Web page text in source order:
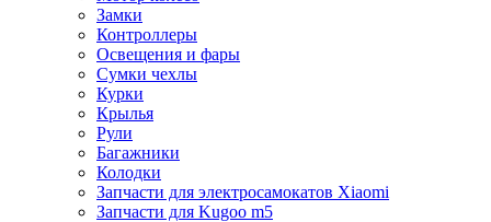
Замки
Контроллеры
Освещения и фары
Сумки чехлы
Курки
Крылья
Рули
Багажники
Колодки
Запчасти для электросамокатов Xiaomi
Запчасти для Kugoo m5